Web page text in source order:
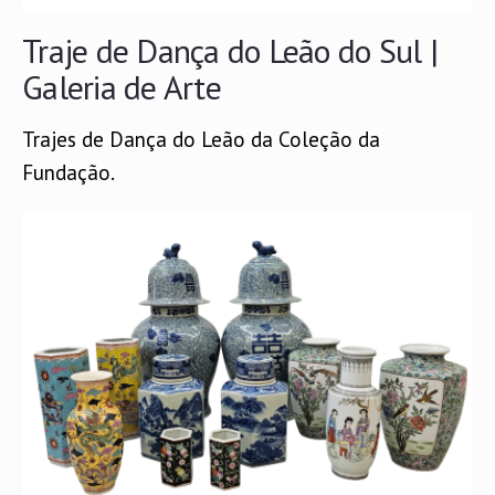
Traje de Dança do Leão do Sul |
Galeria de Arte
Trajes de Dança do Leão da Coleção da
Fundação.